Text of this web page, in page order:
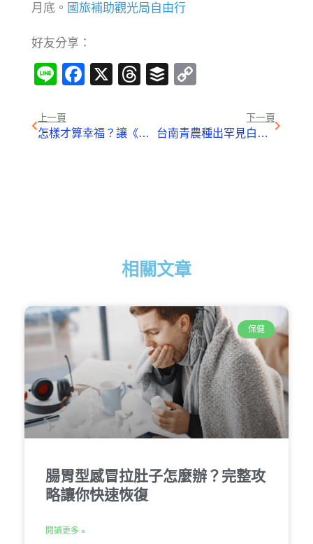
月底。 國旅補助觀光局自由行
好友分享：
LineFacebook
X Threads
Buffer
上一頁
怎樣才算幸福？讓《不丹是教室》成為你的第一部不丹電影
下一頁
台南青農種出罕見白肉西瓜 大人小孩看了都驚訝
相關文章
保健
腸胃型感冒拉肚子怎麼辦？完整攻
略讓你快速恢復
閱讀更多 »